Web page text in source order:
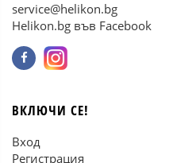
service@helikon.bg
Helikon.bg във Facebook
ВКЛЮЧИ СЕ!
Вход
Регистрация